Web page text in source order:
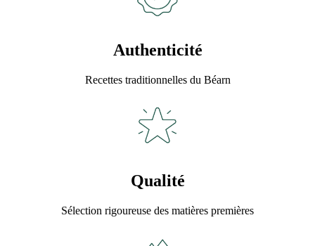
Authenticité
Recettes traditionnelles du Béarn
Qualité
Sélection rigoureuse des matières premières